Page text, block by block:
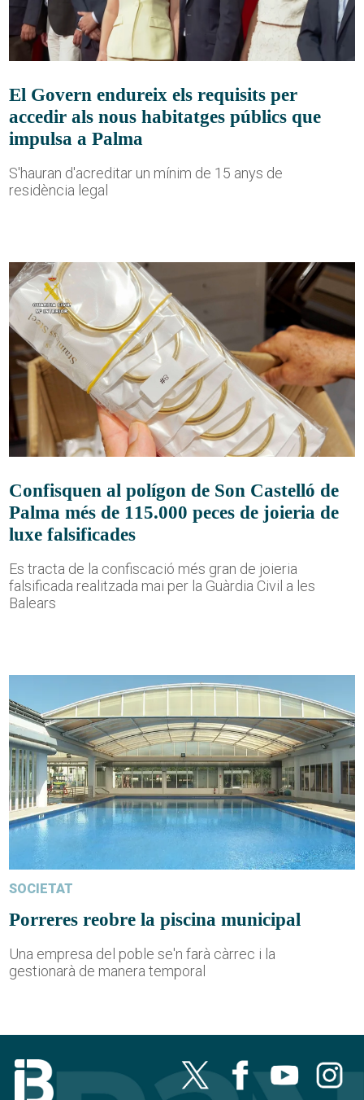
El Govern endureix els requisits per
accedir als nous habitatges públics que
impulsa a Palma
S'hauran d'acreditar un mínim de 15 anys de
residència legal
Confisquen al polígon de Son Castelló de
Palma més de 115.000 peces de joieria de
luxe falsificades
Es tracta de la confiscació més gran de joieria
falsificada realitzada mai per la Guàrdia Civil a les
Balears
SOCIETAT
Porreres reobre la piscina municipal
Una empresa del poble se'n farà càrrec i la
gestionarà de manera temporal